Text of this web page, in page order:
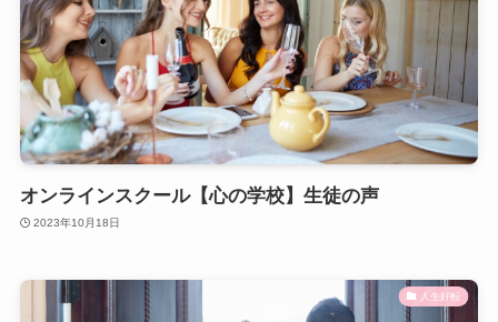
オンラインスクール【心の学校】生徒の声
2023年10月18日
人生好転